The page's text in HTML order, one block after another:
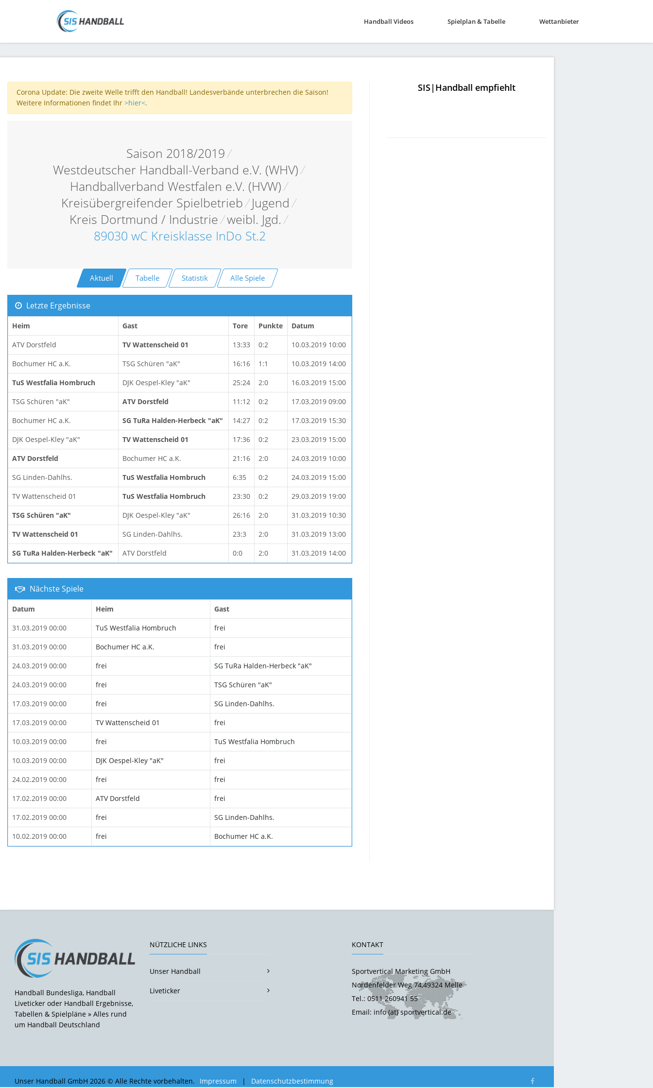
Handball Videos Spielplan & Tabelle Wettanbieter
Corona Update: Die zweite Welle trifft den Handball! Landesverbände unterbrechen die Saison!
Weitere Informationen findet Ihr >hier<.
Saison 2018/2019/
Westdeutscher Handball-Verband e.V. (WHV)/
Handballverband Westfalen e.V. (HVW)/
Kreisübergreifender Spielbetrieb/ Jugend /
Kreis Dortmund / Industrie/weibl. Jgd. /
89030 wC Kreisklasse InDo St.2
Aktuell Tabelle Statistik Alle Spiele
Letzte Ergebnisse
Heim Gast Tore Punkte Datum
ATV Dorstfeld TV Wattenscheid 01 13:33 0:2 10.03.2019 10:00
Bochumer HC a.K. TSG Schüren "aK" 16:16 1:1 10.03.2019 14:00
TuS Westfalia Hombruch DJK Oespel-Kley "aK" 25:24 2:0 16.03.2019 15:00
TSG Schüren "aK" ATV Dorstfeld 11:12 0:2 17.03.2019 09:00
Bochumer HC a.K. SG TuRa Halden-Herbeck "aK" 14:27 0:2 17.03.2019 15:30
DJK Oespel-Kley "aK" TV Wattenscheid 01 17:36 0:2 23.03.2019 15:00
ATV Dorstfeld Bochumer HC a.K. 21:16 2:0 24.03.2019 10:00
SG Linden-Dahlhs. TuS Westfalia Hombruch 6:35 0:2 24.03.2019 15:00
TV Wattenscheid 01 TuS Westfalia Hombruch 23:30 0:2 29.03.2019 19:00
TSG Schüren "aK" DJK Oespel-Kley "aK" 26:16 2:0 31.03.2019 10:30
TV Wattenscheid 01 SG Linden-Dahlhs. 23:3 2:0 31.03.2019 13:00
SG TuRa Halden-Herbeck "aK" ATV Dorstfeld 0:0 2:0 31.03.2019 14:00
Nächste Spiele
Datum Heim Gast
31.03.2019 00:00 TuS Westfalia Hombruch frei
31.03.2019 00:00 Bochumer HC a.K. frei
24.03.2019 00:00 frei SG TuRa Halden-Herbeck "aK"
24.03.2019 00:00 frei TSG Schüren "aK"
17.03.2019 00:00 frei SG Linden-Dahlhs.
17.03.2019 00:00 TV Wattenscheid 01 frei
10.03.2019 00:00 frei TuS Westfalia Hombruch
10.03.2019 00:00 DJK Oespel-Kley "aK" frei
24.02.2019 00:00 frei frei
17.02.2019 00:00 ATV Dorstfeld frei
17.02.2019 00:00 frei SG Linden-Dahlhs.
10.02.2019 00:00 frei Bochumer HC a.K.
SIS|Handball empfiehlt
Handball Bundesliga, Handball
Liveticker oder Handball Ergebnisse,
Tabellen & Spielpläne » Alles rund
um Handball Deutschland
NÜTZLICHE LINKS
Unser Handball
Liveticker
KONTAKT
Sportvertical Marketing GmbH
Nordenfelder Weg 74,49324 Melle
Tel.: 0511 260941 55
Email: info (at) sportvertical.de
Unser Handball GmbH 2026 © Alle Rechte vorbehalten. Impressum | Datenschutzbestimmung